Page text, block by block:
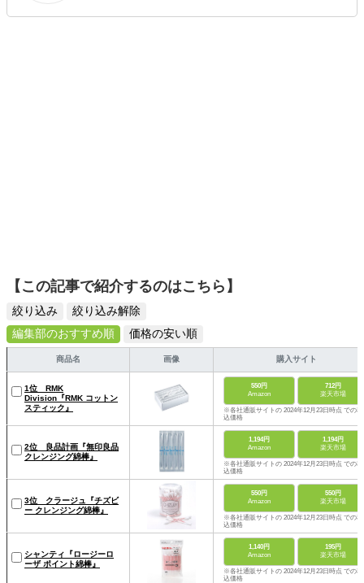
【この記事で紹介するのはこちら】
絞り込み
絞り込み解除
編集部のおすすめ順
価格の安い順
商品名 画像 購入サイト
1位 RMK
Division『RMK コットン
スティック』
550円
Amazon
712円
楽天市場
※各社通販サイトの 2024年12月23日時点 での税
込価格
2位 良品計画『無印良品
クレンジング綿棒』
1,194円
Amazon
1,194円
楽天市場
※各社通販サイトの 2024年12月23日時点 での税
込価格
3位 クラージュ『チズビ
ー クレンジング綿棒』
550円
Amazon
550円
楽天市場
※各社通販サイトの 2024年12月23日時点 での税
込価格
シャンティ『ロージーロ
ーザ ポイント綿棒』
1,140円
Amazon
195円
楽天市場
※各社通販サイトの 2024年12月23日時点 での税
込価格